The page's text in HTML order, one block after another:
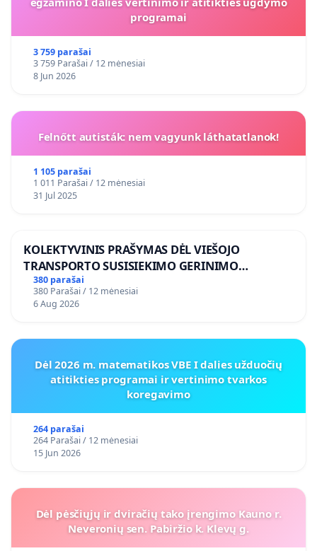
programai
3 759 parašai
3 759 Parašai / 12 mėnesiai
8 Jun 2026
Felnőtt autisták: nem vagyunk láthatatlanok!
1 105 parašai
1 011 Parašai / 12 mėnesiai
31 Jul 2025
KOLEKTYVINIS PRAŠYMAS DĖL VIEŠOJO
TRANSPORTO SUSISIEKIMO GERINIMO
VOSYLIUKŲ KAIME
380 parašai
380 Parašai / 12 mėnesiai
6 Aug 2026
Dėl 2026 m. matematikos VBE I dalies užduočių
atitikties programai ir vertinimo tvarkos
koregavimo
264 parašai
264 Parašai / 12 mėnesiai
15 Jun 2026
Dėl pėsčiųjų ir dviračių tako įrengimo Kauno r.
Neveronių sen. Pabiržio k. Klevų g.